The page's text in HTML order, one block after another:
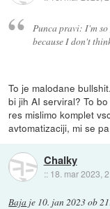
Punca pravi: I'm
because I don't
To je malodane
bi jih AI serviral? To
res mislimo komplet
avtomatizaciji, mi se
Chalky
:: 18. mar 2023,
Baja je 10. jan 2023 ob